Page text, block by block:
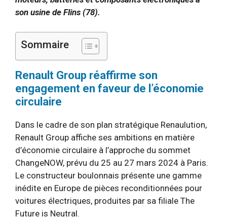
son usine de Flins (78).
Sommaire
Renault Group réaffirme son
engagement en faveur de l’économie
circulaire
Dans le cadre de son plan stratégique Renaulution,
Renault Group affiche ses ambitions en matière
d’économie circulaire à l’approche du sommet
ChangeNOW, prévu du 25 au 27 mars 2024 à Paris.
Le constructeur boulonnais présente une gamme
inédite en Europe de pièces reconditionnées pour
voitures électriques, produites par sa filiale The
Future is Neutral.